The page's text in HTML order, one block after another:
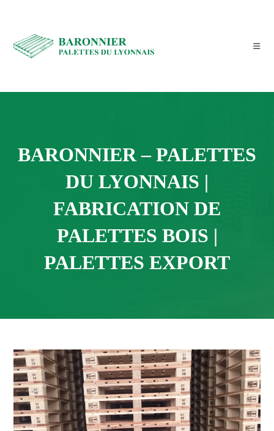
content
BARONNIER – PALETTES
DU LYONNAIS |
FABRICATION DE
PALETTES BOIS |
PALETTES EXPORT